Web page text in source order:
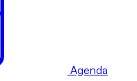
Agenda